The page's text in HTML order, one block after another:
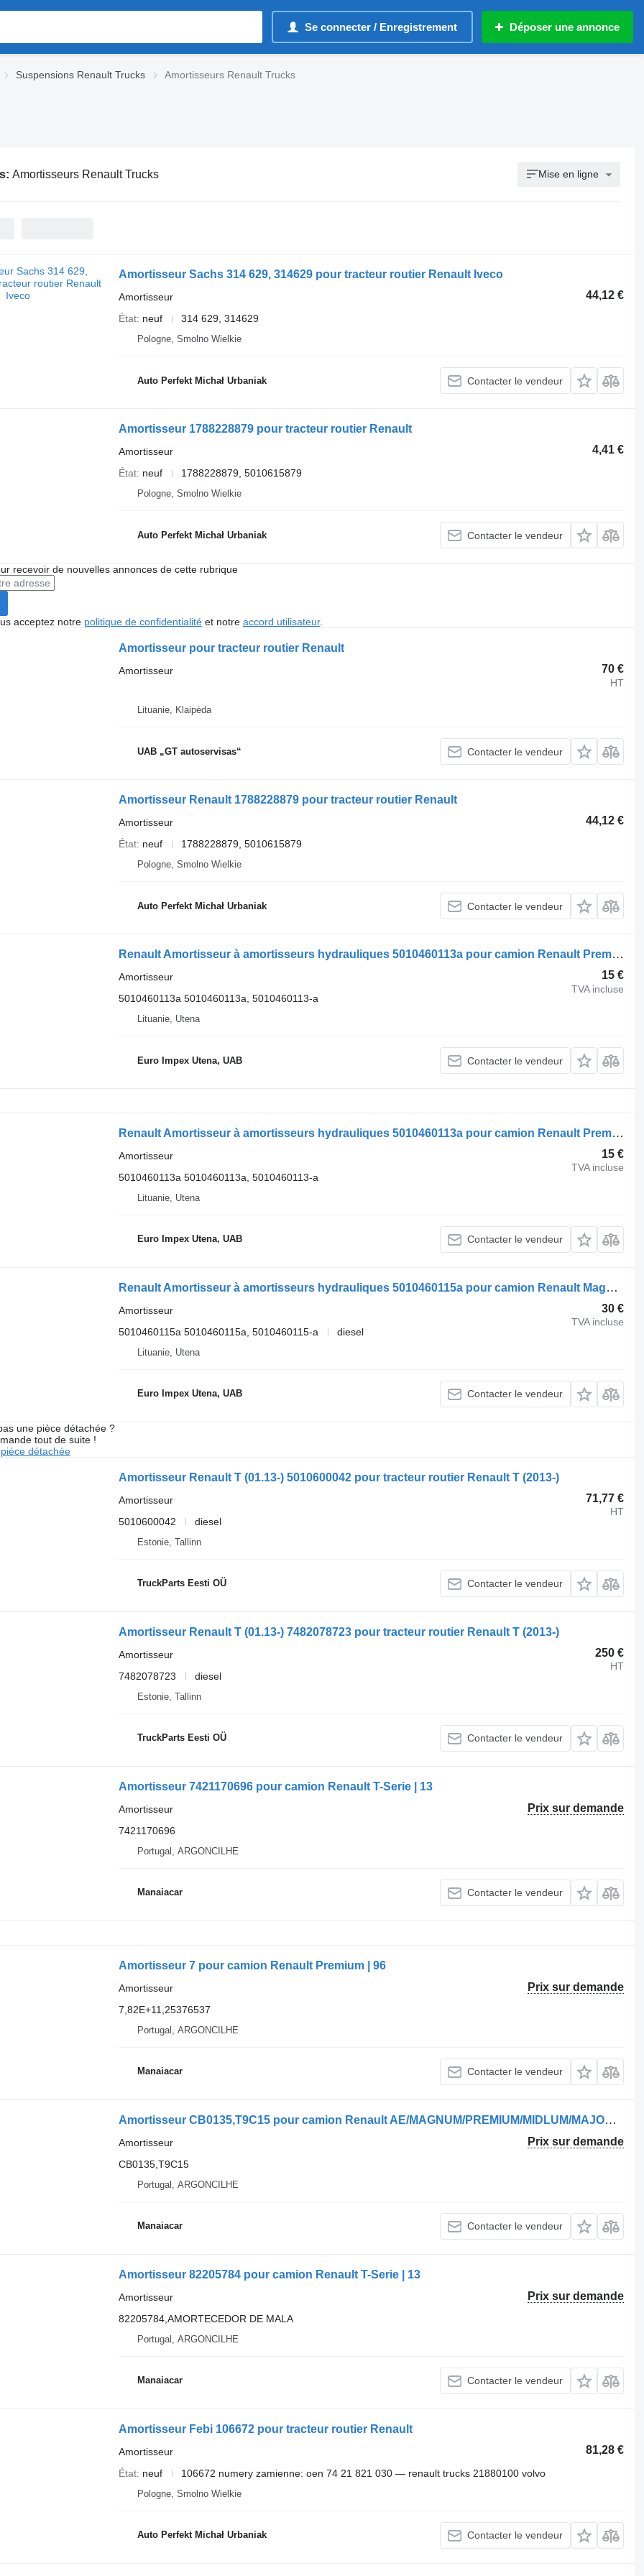
Se connecter / Enregistrement Déposer une annonce
Suspensions Renault Trucks Amortisseurs Renault Trucks
Amortisseurs Renault Trucks Mise en ligne
Amortisseur Sachs 314 629, 314629 pour tracteur routier Renault Iveco
44,12 €
Amortisseur
État neuf 314 629, 314629
Pologne, Smolno Wielkie
Auto Perfekt Michał Urbaniak Contacter le vendeur
Amortisseur 1788228879 pour tracteur routier Renault
4,41 €
Amortisseur
État neuf 1788228879, 5010615879
Pologne, Smolno Wielkie
Auto Perfekt Michał Urbaniak Contacter le vendeur
recevoir de nouvelles annonces de cette rubrique
acceptez notre politique de confidentialitéet notre accord utilisateur.
Amortisseur pour tracteur routier Renault
70 €
HT
Amortisseur
Lituanie, Klaipėda
UAB „GT autoservisas“ Contacter le vendeur
Amortisseur Renault 1788228879 pour tracteur routier Renault
44,12 €
Amortisseur
État neuf 1788228879, 5010615879
Pologne, Smolno Wielkie
Auto Perfekt Michał Urbaniak Contacter le vendeur
Renault Amortisseur à amortisseurs hydrauliques 5010460113a pour camion Renault Premium
15 €
TVA incluse
Amortisseur
5010460113a 5010460113a, 5010460113-a
Lituanie, Utena
Euro Impex Utena, UAB Contacter le vendeur
Renault Amortisseur à amortisseurs hydrauliques 5010460113a pour camion Renault Premium
15 €
TVA incluse
Amortisseur
5010460113a 5010460113a, 5010460113-a
Lituanie, Utena
Euro Impex Utena, UAB Contacter le vendeur
Renault Amortisseur à amortisseurs hydrauliques 5010460115a pour camion Renault Magnum
30 €
TVA incluse
Amortisseur
5010460115a 5010460115a, 5010460115-a
diesel
Lituanie, Utena
Euro Impex Utena, UAB Contacter le vendeur
une pièce détachée ?
tout de suite !
détachée
Amortisseur Renault T (01.13-) 5010600042 pour tracteur routier Renault T (2013-)
71,77 €
HT
Amortisseur
5010600042
diesel
Estonie, Tallinn
TruckParts Eesti OÜ Contacter le vendeur
Amortisseur Renault T (01.13-) 7482078723 pour tracteur routier Renault T (2013-)
250 €
HT
Amortisseur
7482078723
diesel
Estonie, Tallinn
TruckParts Eesti OÜ Contacter le vendeur
Amortisseur 7421170696 pour camion Renault T-Serie | 13
Prix sur demande
Amortisseur
7421170696
Portugal, ARGONCILHE
Manaiacar Contacter le vendeur
Amortisseur 7 pour camion Renault Premium | 96
Prix sur demande
Amortisseur
7,82E+11,25376537
Portugal, ARGONCILHE
Manaiacar Contacter le vendeur
Amortisseur CB0135,T9C15 pour camion Renault AE/MAGNUM/PREMIUM/MIDLUM/MAJOR/MIDDLE/KERAX
Prix sur demande
Amortisseur
CB0135,T9C15
Portugal, ARGONCILHE
Manaiacar Contacter le vendeur
Amortisseur 82205784 pour camion Renault T-Serie | 13
Prix sur demande
Amortisseur
82205784,AMORTECEDOR DE MALA
Portugal, ARGONCILHE
Manaiacar Contacter le vendeur
Amortisseur Febi 106672 pour tracteur routier Renault
81,28 €
Amortisseur
État neuf 106672 numery zamienne: oen 74 21 821 030 — renault trucks 21880100 volvo
Pologne, Smolno Wielkie
Auto Perfekt Michał Urbaniak Contacter le vendeur